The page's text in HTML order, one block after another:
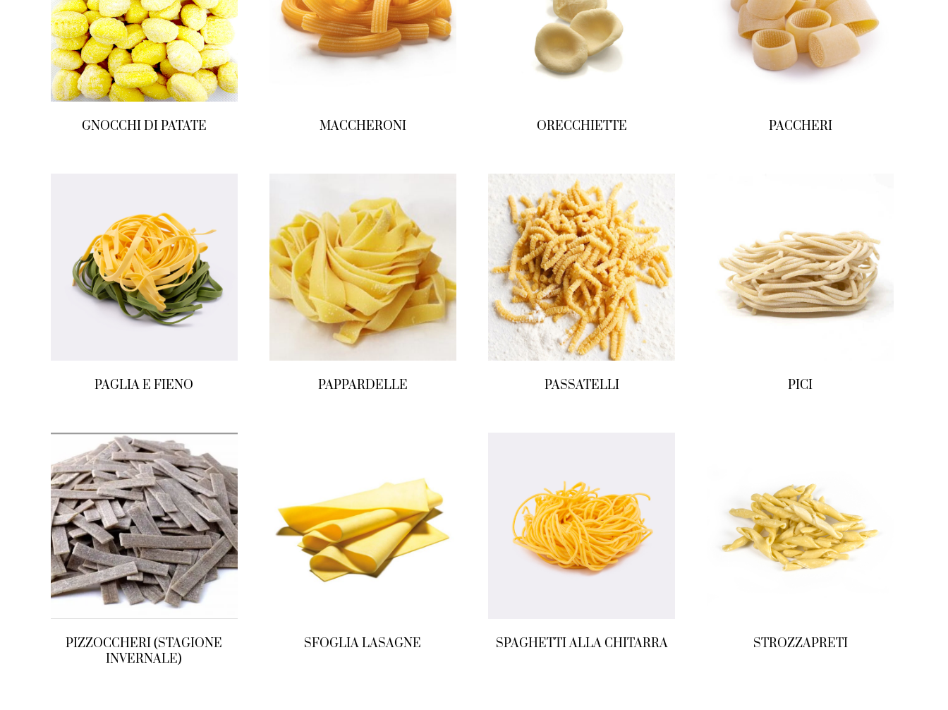
GNOCCHI DI PATATE MACCHERONI ORECCHIETTE PACCHERI
PAGLIA E FIENO PAPPARDELLE PASSATELLI PICI
PIZZOCCHERI (STAGIONE
INVERNALE)
SFOGLIA LASAGNE SPAGHETTI ALLA CHITARRA STROZZAPRETI